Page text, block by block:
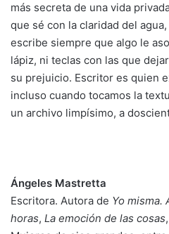
más secreta de una vida
que sé con la claridad del
escribe siempre que algo le
lápiz, ni teclas con las que
su prejuicio. Escritor es quien
incluso cuando tocamos la
un archivo limpísimo, a
Ángeles Mastretta
Escritora. Autora de Yo misma.
horas, La emoción de las cosas,